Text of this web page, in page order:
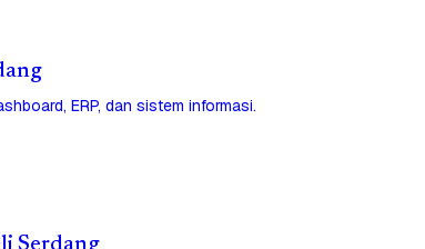
ERP, dan sistem informasi.